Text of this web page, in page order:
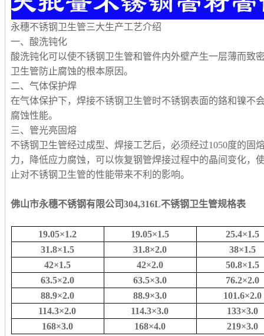
永穗不锈钢卫生管三大生产工艺介绍
一、酸洗钝化
酸洗钝化可以使不锈钢卫生管和管件内外壁产生一层薄而致
卫生管 防止腐蚀的根本原因。
二、气体保护焊
在气体保护下，焊接不锈钢卫生管时不锈钢表面的鉻和镍不
腐蚀性能。
三、管光亮固熔
不锈钢卫生管经过成型、焊接工艺后，必须经过1050度的固
力，降低应力腐蚀，可以恢复钢管焊接过程中的晶间变化，
止对不锈钢卫生管的性能带来不利的影响。
佛山市永穗不锈钢有限公司304,316L不锈钢卫生管规格表
19.05×1.2 19.05×1.5 25.4×1.5
31.8×1.5 31.8×2.0 38×1.5
42×1.5 42×2.0 50.8×1.5
63.5×2.0 63.5×3.0 76.2×2.0
88.9×2.0 88.9×3.0 101.6×2.0
114.3×2.0 114.3×3.0 133×3.0
168×3.0 168×4.0 219×3.0